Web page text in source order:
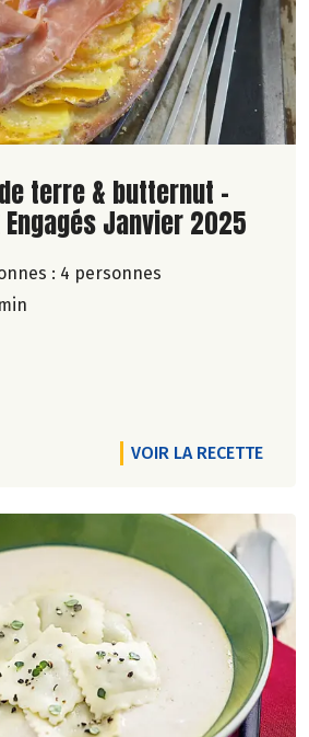
la recette
terre & butternut -
Janvier 2025
: 4 personnes
VOIR LA RECETTE